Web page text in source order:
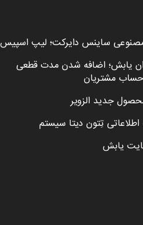
ساینس دایرکت؛ لیپ اسپیس
یابش؛ اضافه شدن مدت قطعی
مشتریان
جدید الزویر
تِتون دیتا سیستم
یابش